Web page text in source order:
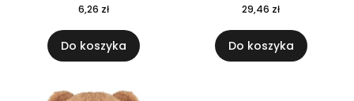
6,26 zł
Do koszyka
29,46 zł
Do koszyka